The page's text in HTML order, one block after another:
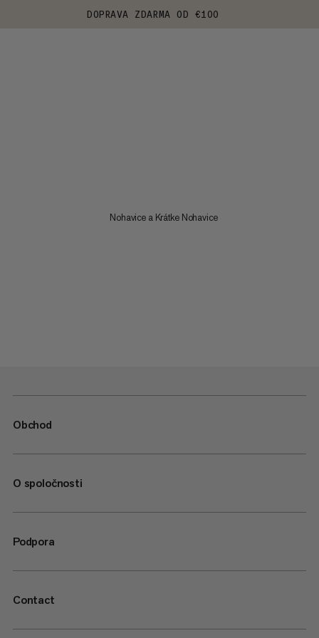
DOPRAVA ZDARMA OD €100
Nohavice a Krátke Nohavice
Obchod
O spoločnosti
Podpora
Contact